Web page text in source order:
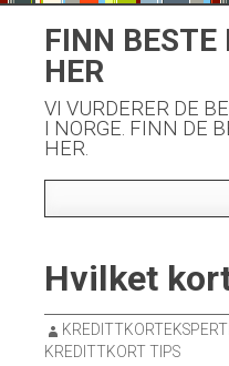
content
FINN BESTE
HER
VI VURDERER DE
I NORGE. FINN DE
HER.
Hvilket
KREDITTKORT TIPS